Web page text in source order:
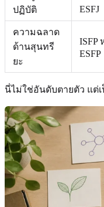
ปฏิบัติ
ESFJ
ความฉลาด
ด้านสุนทรี
ยะ
ISFP
ESFP
นี่ไม่ใช่อันดับตายตัว แต่